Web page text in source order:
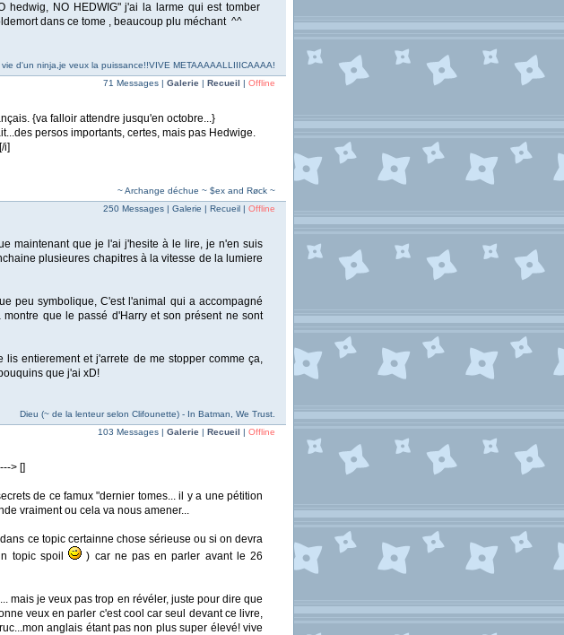
hedwig, NO HEDWIG" j'ai la larme qui est tomber
dans ce tome , beaucoup plu méchant ^^
d'un ninja,je veux la puissance!!VIVE METAAAAALLIIICAAAA!
71 Messages | Galerie | Recueil | Offline
{va falloir attendre jusqu'en octobre...}
persos importants, certes, mais pas Hedwige.
i]
~ Archange déchue ~ $ex and Røck ~
250 Messages | Galerie | Recueil | Offline
maintenant que je l'ai j'hesite à le lire, je n'en suis
plusieures chapitres à la vitesse de la lumiere
peu symbolique, C'est l'animal qui a accompagné
que le passé d'Harry et son présent ne sont
entierement et j'arrete de me stopper comme ça,
que j'ai xD!
Dieu (~ de la lenteur selon Clifounette) - In Batman, We Trust.
103 Messages | Galerie | Recueil | Offline
> []
de ce famux "dernier tomes... il y a une pétition
vraiment ou cela va nous amener...
ce topic certainne chose sérieuse ou si on devra
topic spoil
) car ne pas en parler avant le 26
mais je veux pas trop en révéler, juste pour dire que
veux en parler c'est cool car seul devant ce livre,
anglais étant pas non plus super élevé! vive